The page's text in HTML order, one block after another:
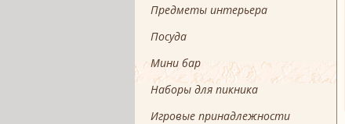
Предметы интерьера
Посуда
Мини бар
Наборы для пикника
Игровые принадлежности